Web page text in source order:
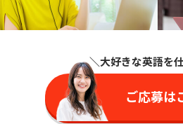
＼大好きな英語を
ご応募は